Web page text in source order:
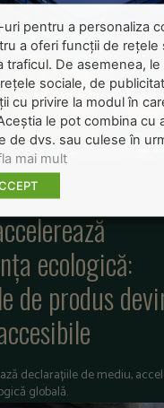
ecologică:
de produs
declarațiile de mediu,
globală.
pentru a personaliza
a oferi funcții de rețele
traficul. De asemenea, le
sociale, de
cu privire la modul în
le pot combina cu
de dvs. sau culese în
mai mult